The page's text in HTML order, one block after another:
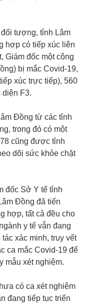
tượng, tỉnh Lâm
hợp có tiếp xúc liên
Giám đốc một công
bị mắc Covid-19,
xúc trực tiếp), 560
F3.
Đồng từ các tỉnh
trong đó có một
cũng được tỉnh
dõi sức khỏe chặt
đốc Sở Y tế tỉnh
Đồng đã tiến
hợp, tất cả đều cho
y tế vẫn đang
xác minh, truy vết
ca mắc Covid-19 để
mẫu xét nghiệm.
có ca xét nghiệm
đang tiếp tục triển